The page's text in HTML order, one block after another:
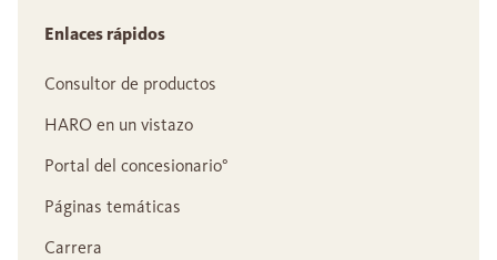
Enlaces rápidos
Consultor de productos
HARO en un vistazo
Portal del concesionario°
Páginas temáticas
Carrera